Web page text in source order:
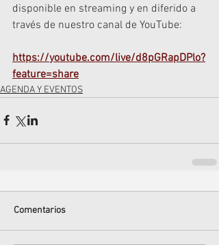
disponible en streaming y en diferido a
través de nuestro canal de YouTube:
https://youtube.com/live/d8pGRapDPlo?
feature=share
AGENDA Y EVENTOS
Comentarios